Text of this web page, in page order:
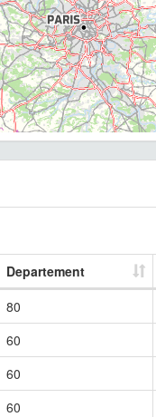
Departement
80
60
60
60